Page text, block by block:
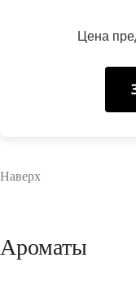
Цена
Наверх
Ароматы